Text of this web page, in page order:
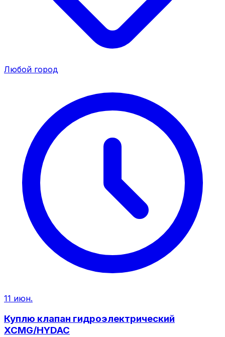
Любой город
11 июн.
Куплю клапан гидроэлектрический
XCMG/HYDAC